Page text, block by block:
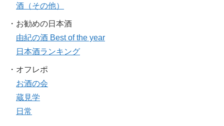
酒（その他）
・お勧めの日本酒
由紀の酒 Best of the year
日本酒ランキング
・オフレポ
お酒の会
蔵見学
日常